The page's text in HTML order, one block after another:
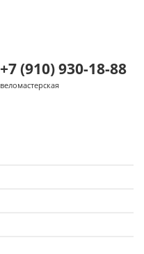
+7 (910) 930-18-88
веломастерская